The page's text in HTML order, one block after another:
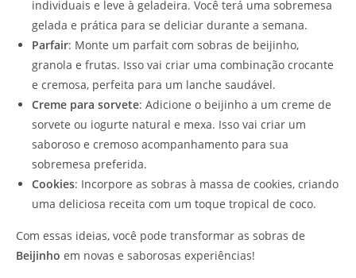
individuais e leve à geladeira. Você terá uma sobremesa
gelada e prática para se deliciar durante a semana.
Parfair: Monte um parfait com sobras de beijinho,
granola e frutas. Isso vai criar uma combinação crocante
e cremosa, perfeita para um lanche saudável.
Creme para sorvete: Adicione o beijinho a um creme de
sorvete ou iogurte natural e mexa. Isso vai criar um
saboroso e cremoso acompanhamento para sua
sobremesa preferida.
Cookies: Incorpore as sobras à massa de cookies, criando
uma deliciosa receita com um toque tropical de coco.
Com essas ideias, você pode transformar as sobras de
Beijinho em novas e saborosas experiências!